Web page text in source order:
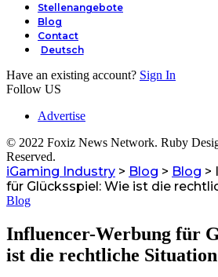
Stellenangebote
Blog
Contact
Deutsch
Have an existing account? Sign In
Follow US
Advertise
© 2022 Foxiz News Network. Ruby
Reserved.
iGaming Industry > Blog > Blog >
für Glücksspiel: Wie ist die
Blog
Influencer-Werbung für
ist die rechtliche